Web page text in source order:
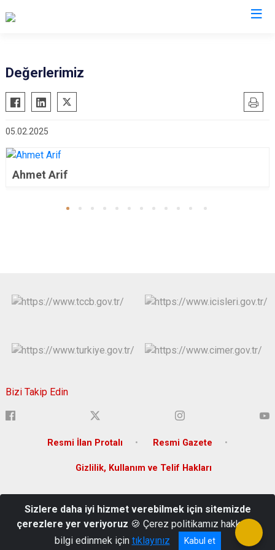
Değerlerimiz
05.02.2025
Ahmet Arif
Bizi Takip Edin
Resmi İlan Protalı Resmi Gazete
Gizlilik, Kullanım ve Telif Hakları
/DİYARBAKIR
(0 412) 280 20 00
Sizlere daha iyi hizmet verebilmek için sitemizde
çerezlere yer veriyoruz 🍪 Çerez politikamız hakkında
bilgi edinmek için tıklayınız Kabul et